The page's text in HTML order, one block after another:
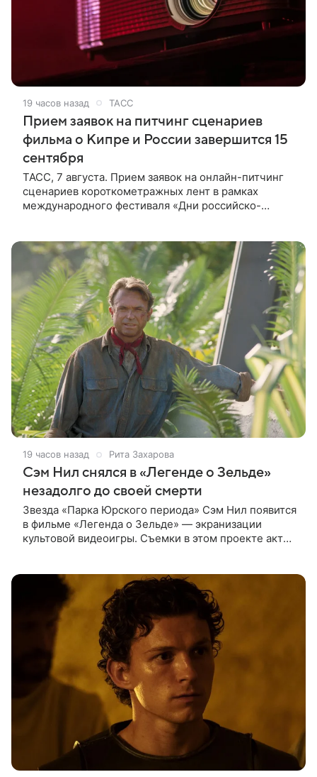
19 часов назад ТАСС
Прием заявок на питчинг сценариев
фильма о Кипре и России завершится 15
сентября
ТАСС, 7 августа. Прием заявок на онлайн-питчинг
сценариев короткометражных лент в рамках
международного фестиваля «Дни российско-
19 часов назад Рита Захарова
Сэм Нил снялся в «Легенде о Зельде»
незадолго до своей смерти
Звезда «Парка Юрского периода» Сэм Нил появится
в фильме «Легенда о Зельде» — экранизации
культовой видеоигры. Съемки в этом проекте актер